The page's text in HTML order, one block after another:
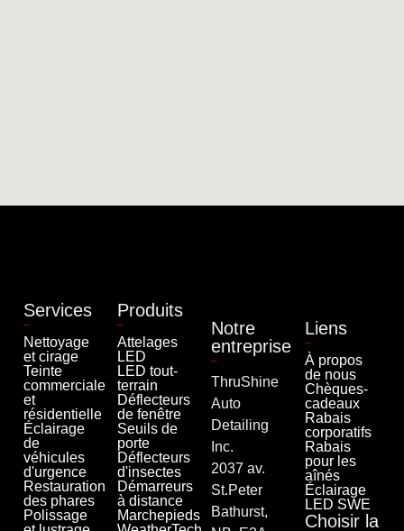
Services
Nettoyage
et cirage
Teinte
commerciale
et
résidentielle
Éclairage
de
véhicules
d'urgence
Restauration
des phares
Polissage
Produits
Attelages
LED
LED tout-
terrain
Déflecteurs
de fenêtre
Seuils de
porte
Déflecteurs
d'insectes
Démarreurs
à distance
Marchepieds
Notre
entreprise
ThruShine
Auto
Detailing
Inc.
2037 av.
St.Peter
Bathurst,
Liens
À propos
de nous
Chèques-
cadeaux
Rabais
corporatifs
Rabais
pour les
aînés
Éclairage
LED SWE
Choisir la